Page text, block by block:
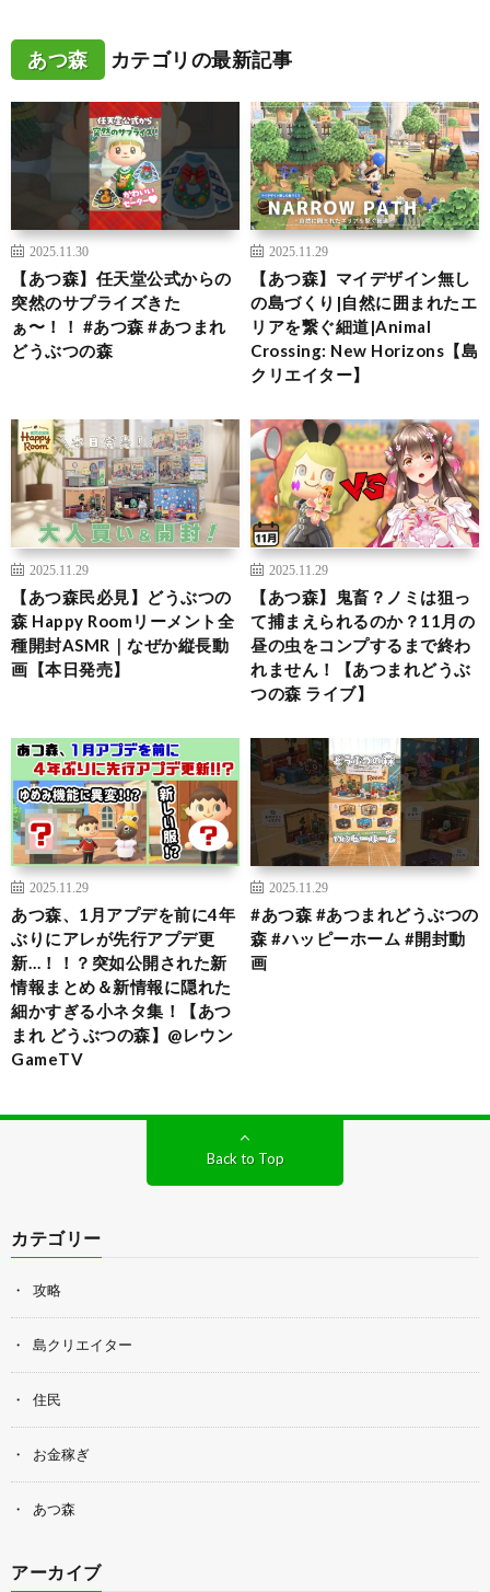
あつ森 カテゴリの最新記事
2025.11.30
【あつ森】任天堂公式からの
突然のサプライズきた
ぁ〜！！ #あつ森 #あつまれ
どうぶつの森
2025.11.29
【あつ森】マイデザイン無し
の島づくり|自然に囲まれたエ
リアを繋ぐ細道|Animal
Crossing: New Horizons【島
クリエイター】
2025.11.29
【あつ森民必見】どうぶつの
森 Happy Roomリーメント全
種開封ASMR｜なぜか縦長動
画【本日発売】
2025.11.29
【あつ森】鬼畜？ノミは狙っ
て捕まえられるのか？11月の
昼の虫をコンプするまで終わ
れません！【あつまれどうぶ
つの森 ライブ】
2025.11.29
あつ森、1月アプデを前に4年
ぶりにアレが先行アプデ更
新…！！？突如公開された新
情報まとめ＆新情報に隠れた
細かすぎる小ネタ集！【あつ
まれ どうぶつの森】@レウン
GameTV
2025.11.29
#あつ森 #あつまれどうぶつの
森 #ハッピーホーム #開封動
画
Back to Top
カテゴリー
攻略
島クリエイター
住民
お金稼ぎ
あつ森
アーカイブ